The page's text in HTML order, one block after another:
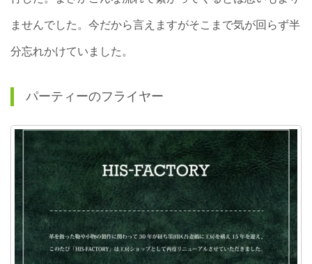
ませんでした。今だから言えますがそこまで気が回らず半
分忘れかけていました。